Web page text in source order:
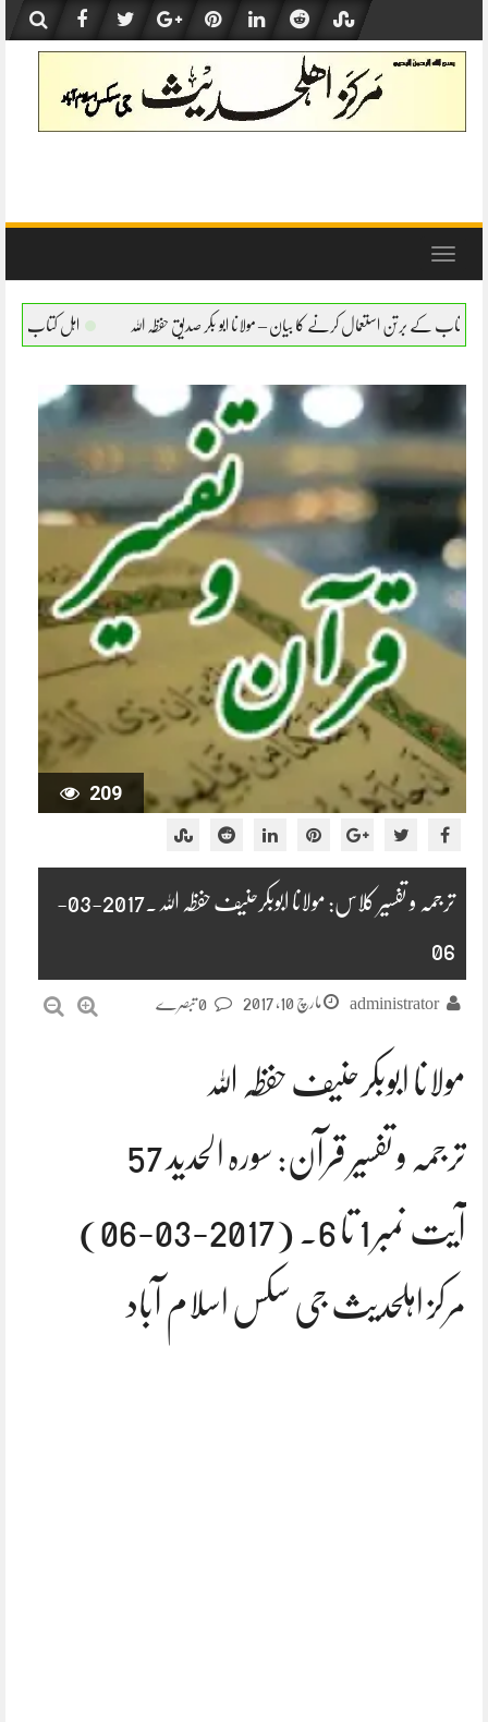
content
Toggle
– مولانا ابو بکر صدیق حفظہ اللہ اہل کتاب کے برتن استعمال کرنے کا بیان – مولانا
209
ترجمہ و تفسیر کلاس: مولانا ابوبکرحنیف حفظہ اللہ۔2017-03-
06
administrator مارچ 10, 2017
مولانا ابوبکرحنیف حفظہ اللہ
ترجمہ و تفسیر قرآن: سورہ الحدید 57
آیت نمبر 1 تا 6. (2017-03-06)
مرکز اہلحدیث جی سکس اسلام آباد